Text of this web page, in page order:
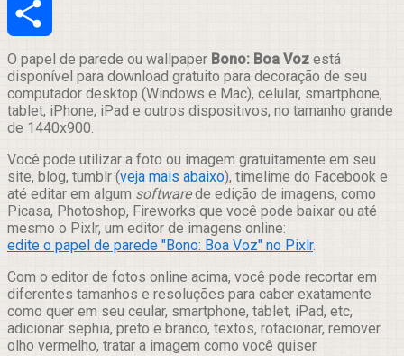
Email
Compartilhar
O papel de parede ou wallpaper Bono: Boa Voz está
disponível para download gratuito para decoração de seu
computador desktop (Windows e Mac), celular, smartphone,
tablet, iPhone, iPad e outros dispositivos, no tamanho grande
de 1440x900.
Você pode utilizar a foto ou imagem gratuitamente em seu
site, blog, tumblr (veja mais abaixo), timelime do Facebook e
até editar em algum softwarede edição de imagens, como
Picasa, Photoshop, Fireworks que você pode baixar ou até
mesmo o Pixlr, um editor de imagens online:
edite o papel de parede "Bono: Boa Voz" no Pixlr.
Com o editor de fotos online acima, você pode recortar em
diferentes tamanhos e resoluções para caber exatamente
como quer em seu ceular, smartphone, tablet, iPad, etc,
adicionar sephia, preto e branco, textos, rotacionar, remover
olho vermelho, tratar a imagem como você quiser.